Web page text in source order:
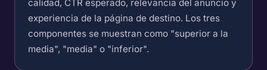
calidad, CTR esperado, relevancia del anuncio y
experiencia de la página de destino. Los tres
componentes se muestran como "superior a la
media", "media" o "inferior".